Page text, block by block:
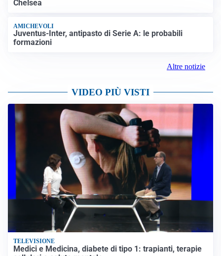
Chelsea
AMICHEVOLI
Juventus-Inter, antipasto di Serie A: le probabili
formazioni
Altre notizie
VIDEO PIÙ VISTI
TELEVISIONE
Medici e Medicina, diabete di tipo 1: trapianti, terapie